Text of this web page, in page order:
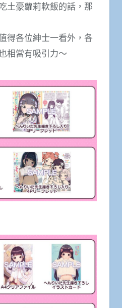
土豪蘿莉軟飯的話，那
得各位紳士一看外，各
相當有吸引力～